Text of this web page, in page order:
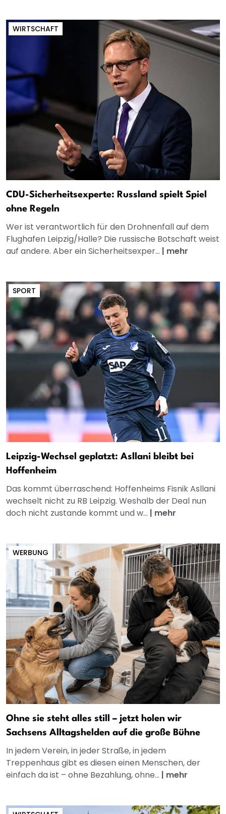
WIRTSCHAFT
CDU-Sicherheitsexperte: Russland spielt Spiel
ohne Regeln
Wer ist verantwortlich für den Drohnenfall auf dem
Flughafen Leipzig/Halle? Die russische Botschaft weist
auf andere. Aber ein Sicherheitsexper... | mehr
SPORT
Leipzig-Wechsel geplatzt: Asllani bleibt bei
Hoffenheim
Das kommt überraschend: Hoffenheims Fisnik Asllani
wechselt nicht zu RB Leipzig. Weshalb der Deal nun
doch nicht zustande kommt und w... | mehr
WERBUNG
Ohne sie steht alles still – jetzt holen wir
Sachsens Alltagshelden auf die große Bühne
In jedem Verein, in jeder Straße, in jedem
Treppenhaus gibt es diesen einen Menschen, der
einfach da ist – ohne Bezahlung, ohne... | mehr